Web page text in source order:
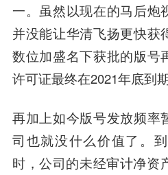
一。虽然以现在的马后炮
并没能让华清飞扬更快获
数位加盛名下获批的版号
许可证最终在2021年底到期
再加上如今版号发放频率
司也就没什么价值了。
时，公司的未经审计净资